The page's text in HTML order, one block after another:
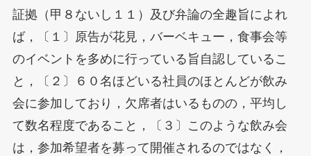
証拠（甲８ないし１１）及び弁論の全趣旨によれ
ば，〔１〕原告が花見，バーベキュー，食事会等
のイベントを多めに行っている旨自認しているこ
と，〔２〕６０名ほどいる社員のほとんどが飲み
会に参加しており，欠席者はいるものの，平均し
て数名程度であること，〔３〕このような飲み会
は，参加希望者を募って開催されるのではなく，